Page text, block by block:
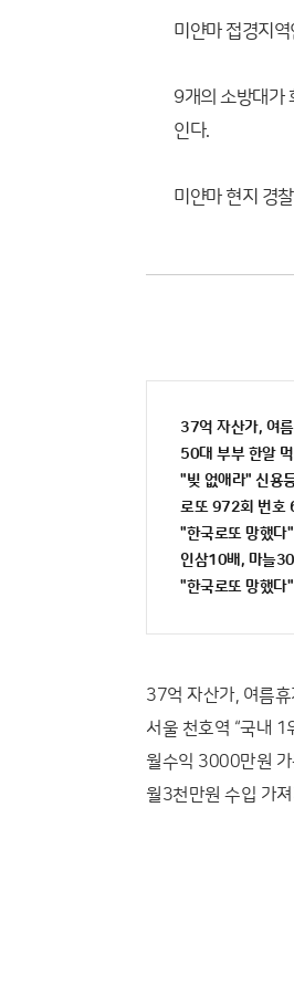
미얀마 접경지
9개의 소방대가
인다.
미얀마 현지 경
37억 자산가, 여
50대 부부 한알
"빚 없애라" 신용
로또 972회 번호
"한국로또 망했다
인삼10배, 마늘
"한국로또 망했다
37억 자산가, 여름
서울 천호역 “국내 1
월수익 3000만원
월3천만원 수입 가